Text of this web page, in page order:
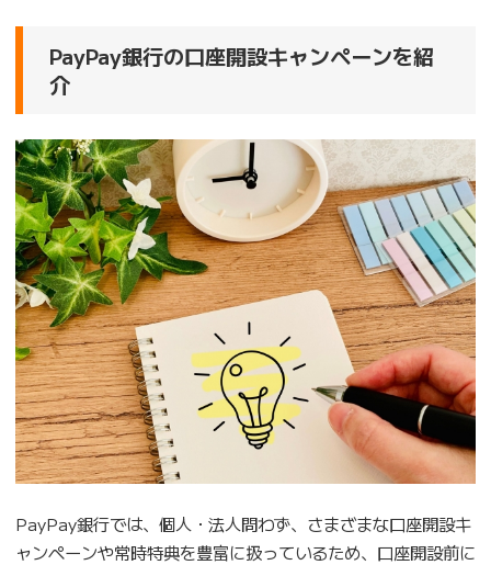
PayPay銀行の口座開設キャンペーンを紹
介
PayPay銀行では、個人・法人問わず、さまざまな口座開設キ
ャンペーンや常時特典を豊富に扱っているため、口座開設前に